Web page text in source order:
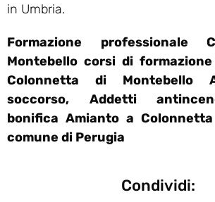
in Umbria.
Formazione professionale
Montebello corsi di
Colonnetta di Montebello
soccorso, Addetti
bonifica Amianto a
comune di Perugia
Condividi: